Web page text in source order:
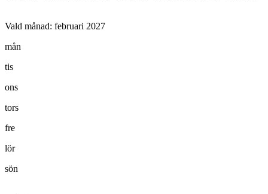
Vald månad: februari 2027
mån
tis
ons
tors
fre
lör
sön